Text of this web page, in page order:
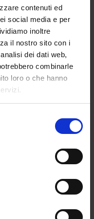
contenuti ed
social media e per
inoltre
il nostro sito con i
dei dati web,
combinarle
loro o che hanno
tematiche dei 24
nell’anno
durata (sei,
Vecchio
un viaggio della
dell’Ufficio
sulle insidie
oltre i dieci anni
il pacchetto e
calano le
ma anche
sono arrivati con
fino a gennaio